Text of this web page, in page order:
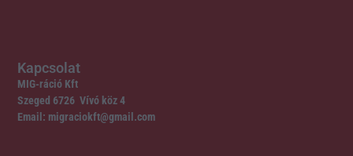
Kapcsolat
MIG-ráció Kft
Szeged 6726 Vívó köz 4
Email: migraciokft@gmail.com